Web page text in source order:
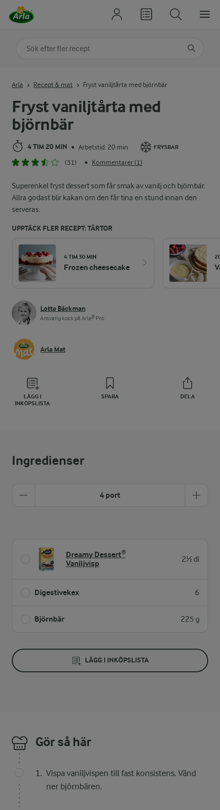
Fryst vaniljtårta med
björnbär
4 TIM 20 MIN • Arbetstid: 20 min FRYSBAR
(31) • Kommentarer (1)
Superenkel fryst dessert som får smak av vanilj och björnbär.
Allra godast blir kakan om den får tina en stund innan den
serveras.
UPPTÄCK FLER RECEPT: TÅRTOR
4 TIM 30 MIN
Frozen cheesecake
Lotta Bäckman
Ansvarig kock på Arla® Pro
Arla Mat
LÄGG I
INKÖPSLISTA
SPARA DELA
Arla Recept & mat Fryst vaniljtårta med björnbär
Ingredienser
4 port
Dreamy Dessert®
Vaniljvisp
2½ dl
Digestivekex 6
Björnbär 225 g
LÄGG I INKÖPSLISTA
Gör så här
Vispa vaniljvispen till fast konsistens. Vänd
ner björnbären.
Sök på kategori eller ingrediens